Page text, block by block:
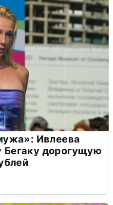
Ивлеева
Бегаку дорогущую